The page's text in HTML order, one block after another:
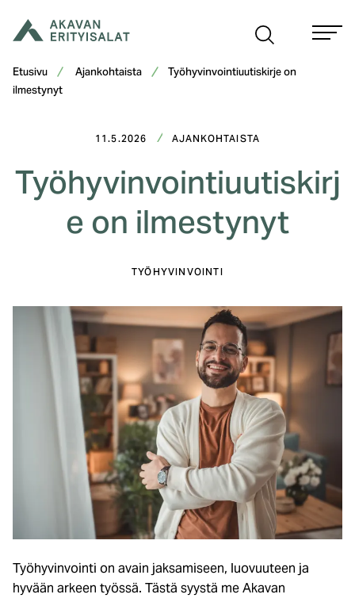
sisältöön
Etusivu Ajankohtaista
Työhyvinvointiuutiskirje on
ilmestynyt
11.5.2026 AJANKOHTAISTA
Työhyvinvointiuutiskirj
e on ilmestynyt
TYÖHYVINVOINTI
Työhyvinvointi on avain jaksamiseen, luovuuteen ja
hyvään arkeen työssä. Tästä syystä me Akavan